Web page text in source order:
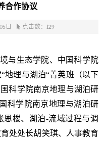
合作协议
日 点击数： 129
与生态学院、中国科学院
地理与湖泊“菁英班（以下
科学院南京地理与湖泊研
科学院南京地理与湖泊研
楼、湖泊-流域过程与调
处处长胡笑琪、人事教育